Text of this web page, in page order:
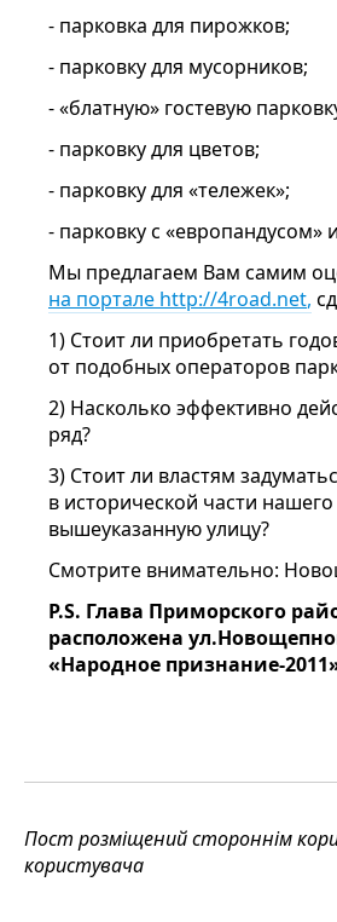
- парковка для пирожков;
- парковку для мусорников;
- «блатную» гостевую
- парковку для цветов;
- парковку для «тележек»;
- парковку с «европандусом»
Мы предлагаем Вам самим
на портале http://4road.net,
1) Стоит ли приобретать
от подобных операторов
2) Насколько эффективно
ряд?
3) Стоит ли властям
в исторической части
вышеуказанную улицу?
Смотрите внимательно:
P.S. Глава Приморского
расположена
«Народное признание-
Пост розміщений стороннім
користувача